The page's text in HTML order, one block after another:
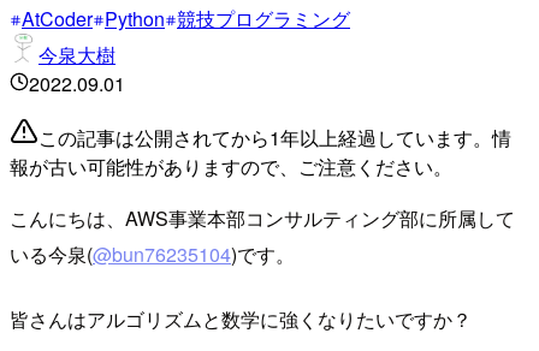
AtCoder Python 競技プログラミング
今泉大樹
2022.09.01
この記事は公開されてから1年以上経過しています。情
報が古い可能性がありますので、ご注意ください。
こんにちは、AWS事業本部コンサルティング部に所属して
いる今泉(@bun76235104)です。
皆さんはアルゴリズムと数学に強くなりたいですか？